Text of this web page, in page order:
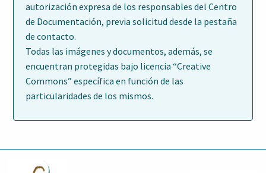
autorización expresa de los responsables del Centro
de Documentación, previa solicitud desde la pestaña
de contacto.
Todas las imágenes y documentos, además, se
encuentran protegidas bajo licencia “Creative
Commons” específica en función de las
particularidades de los mismos.